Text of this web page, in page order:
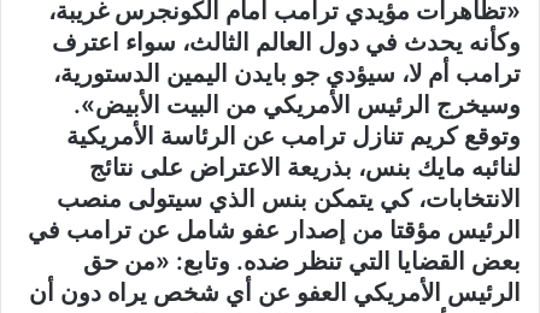
«تظاهرات مؤيدي ترامب أمام الكونجرس غريبة،
وكأنه يحدث في دول العالم الثالث، سواء اعترف
ترامب أم لا، سيؤدي جو بايدن اليمين الدستورية،
وسيخرج الرئيس الأمريكي من البيت الأبيض».
وتوقع كريم تنازل ترامب عن الرئاسة الأمريكية
لنائبه مايك بنس، بذريعة الاعتراض على نتائج
الانتخابات، كي يتمكن بنس الذي سيتولى منصب
الرئيس مؤقتا من إصدار عفو شامل عن ترامب في
بعض القضايا التي تنظر ضده. وتابع: «من حق
الرئيس الأمريكي العفو عن أي شخص يراه دون أن